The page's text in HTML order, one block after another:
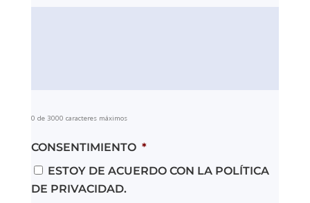
0 de 3000 caracteres máximos
CONSENTIMIENTO *
ESTOY DE ACUERDO CON LA POLÍTICA
DE PRIVACIDAD.